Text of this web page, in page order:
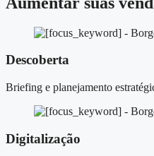
Descoberta
Briefing e planejamento
Digitalização